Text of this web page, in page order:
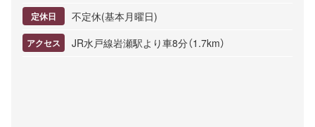
定休日 不定休(基本月曜日)
アクセス JR水戸線岩瀬駅より車8分（1.7km）